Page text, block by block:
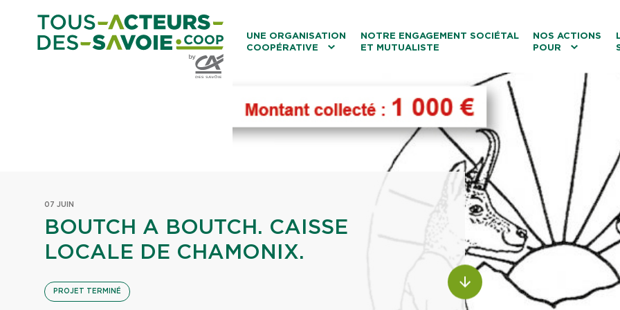
UNE ORGANISATION
COOPÉRATIVE
NOTRE ENGAGEMENT SOCIÉTAL
ET MUTUALISTE
NOS ACTIONS
POUR
Le tourisme
Les transitions
La biodiversité
Les associations
07 JUIN
BOUTCH A BOUTCH. CAISSE
LOCALE DE CHAMONIX.
PROJET TERMINÉ